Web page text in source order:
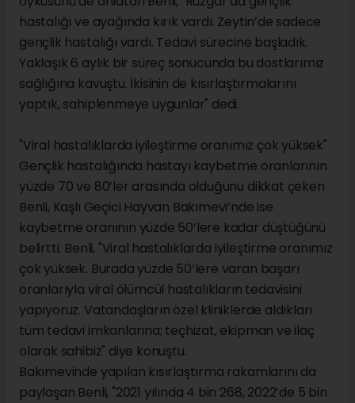
hastalığı ve ayağında kırık vardı. Zeytin’de sadece
gençlik hastalığı vardı. Tedavi sürecine başladık.
Yaklaşık 6 aylık bir süreç sonucunda bu dostlarımız
sağlığına kavuştu. İkisinin de kısırlaştırmalarını
yaptık, sahiplenmeye uygunlar" dedi.
"Viral hastalıklarda iyileştirme oranımız çok yüksek"
Gençlik hastalığında hastayı kaybetme oranlarının
yüzde 70 ve 80’ler arasında olduğunu dikkat çeken
Benli, Kaşlı Geçici Hayvan Bakımevi’nde ise
kaybetme oranının yüzde 50’lere kadar düştüğünü
belirtti. Benli, "Viral hastalıklarda iyileştirme oranımız
çok yüksek. Burada yüzde 50’lere varan başarı
oranlarıyla viral ölümcül hastalıkların tedavisini
yapıyoruz. Vatandaşların özel kliniklerde aldıkları
tüm tedavi imkanlarına; teçhizat, ekipman ve ilaç
olarak sahibiz" diye konuştu.
Bakımevinde yapılan kısırlaştırma rakamlarını da
paylaşan Benli, "2021 yılında 4 bin 268, 2022’de 5 bin